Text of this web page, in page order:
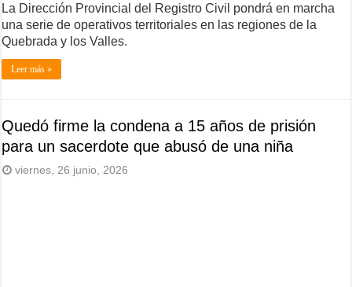
La Dirección Provincial del Registro Civil pondrá en marcha
una serie de operativos territoriales en las regiones de la
Quebrada y los Valles.
Leer más »
Quedó firme la condena a 15 años de prisión
para un sacerdote que abusó de una niña
viernes, 26 junio, 2026